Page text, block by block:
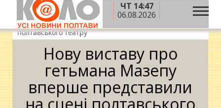
ЧТ 14:47
06.08.2026
Головна » Новини » Дозвілля »Нову виставу
про гетьмана Мазепу вперше представили на сцені
полтавського театру
Нову виставу про
гетьмана Мазепу
вперше представили